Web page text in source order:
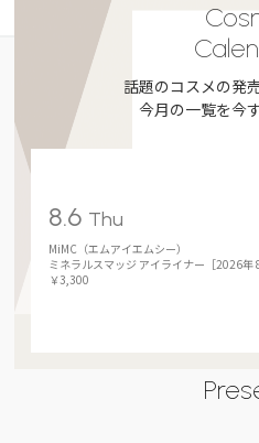
話題のコスメの発
今月の一覧を今
8.6 Thu
MiMC（エムアイエムシー）
ミネラルスマッジ アイライナー［2026年
￥3,300